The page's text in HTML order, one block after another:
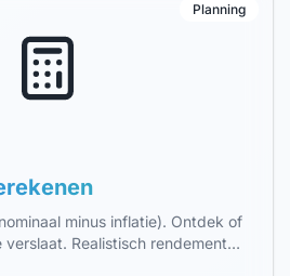
Planning
minus inflatie). Ontdek of
Realistisch rendement